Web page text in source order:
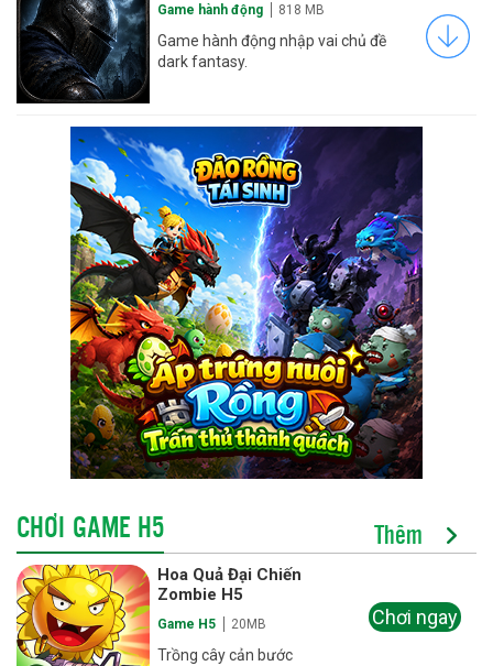
Game hành động 818 MB
Game hành động nhập vai chủ đề
dark fantasy.
CHƠI GAME H5 Thêm
Hoa Quả Đại Chiến
Zombie H5
Game H5 20MB
Trồng cây cản bước
Chơi ngay